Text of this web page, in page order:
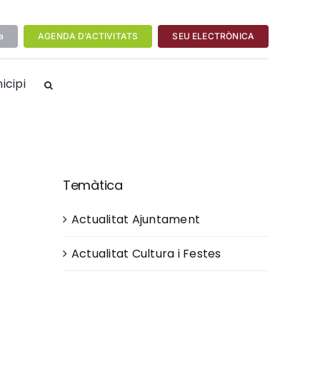
AGENDA D’ACTIVITATS SEU ELECTRÒNICA
Temàtica
Actualitat Ajuntament
Actualitat Cultura i Festes